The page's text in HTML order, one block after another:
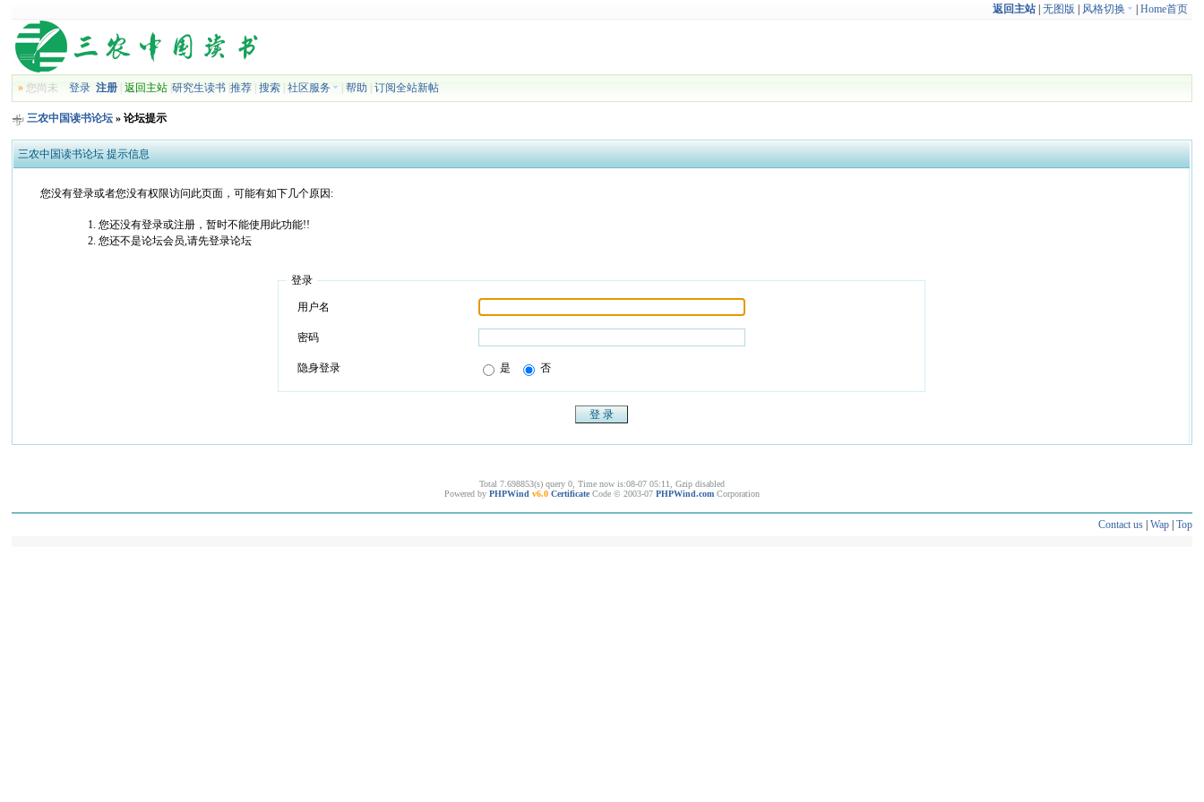
返回主站| 无图版 风格切换 Home首页
» 您尚未登录 注册 |返回主站 |研究生读书 |推荐 |搜索 |社区服务 |帮助 |订阅全站新帖
三农中国读书论坛 » 论坛提示
三农中国读书论坛 提示信息
您没有登录或者您没有权限访问此页面，可能有如下几个原因:
您还没有登录或注册，暂时不能使用此功能!!
您还不是论坛会员,请先登录论坛
登录
用户名
密码
隐身登录 是 否
Total 7.698853(s) query 0, Time now is:08-07 05:11, Gzip disabled
Powered by PHPWind v6.0 Certificate Code © 2003-07 PHPWind.com Corporation
Contact us| Wap| Top